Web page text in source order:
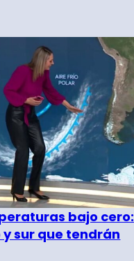
bajo cero:
sur que tendrán